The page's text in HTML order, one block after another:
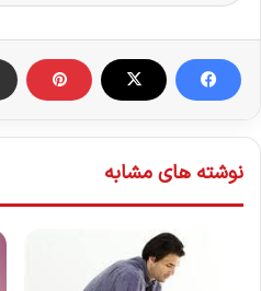
نوشته های مشابه